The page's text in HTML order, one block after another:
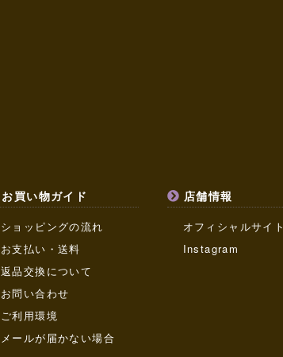
お買い物ガイド
ショッピングの流れ
お支払い・送料
返品交換について
お問い合わせ
ご利用環境
メールが届かない場合
店舗情報
オフィシャルサイト
Instagram